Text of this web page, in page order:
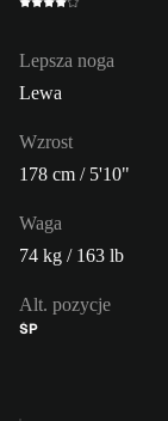
Lepsza noga
Lewa
Wzrost
178 cm / 5'10"
Waga
74 kg / 163 lb
Alt. pozycje
ŚP